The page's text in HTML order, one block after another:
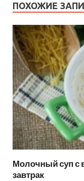
ПОХОЖИЕ
Молочный суп с
завтрак